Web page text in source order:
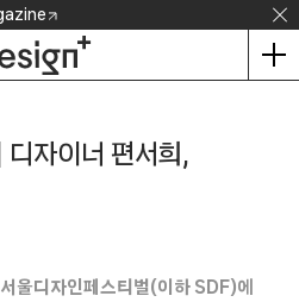
자이너 편서희,
울디자인페스티벌(이하 SDF)에